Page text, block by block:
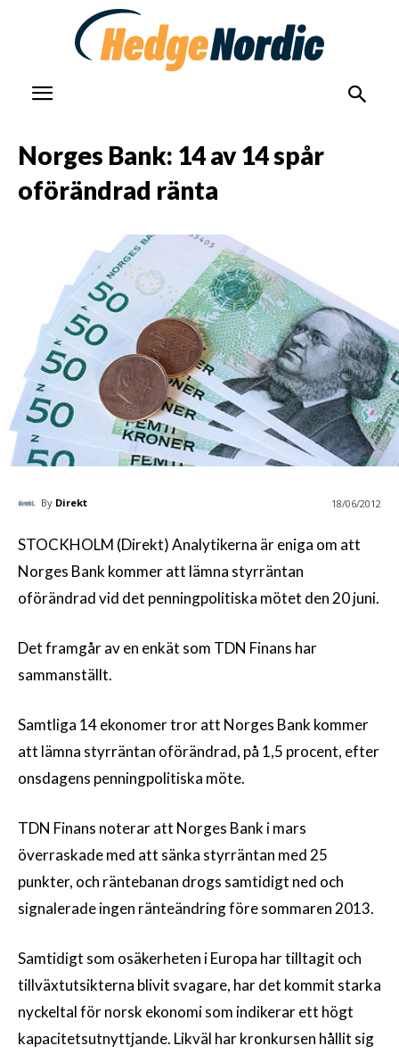
Norges Bank: 14 av 14 spår
oförändrad ränta
By Direkt 18/06/2012
STOCKHOLM (Direkt) Analytikerna är eniga om att
Norges Bank kommer att lämna styrräntan
oförändrad vid det penningpolitiska mötet den 20 juni.
Det framgår av en enkät som TDN Finans har
sammanställt.
Samtliga 14 ekonomer tror att Norges Bank kommer
att lämna styrräntan oförändrad, på 1,5 procent, efter
onsdagens penningpolitiska möte.
TDN Finans noterar att Norges Bank i mars
överraskade med att sänka styrräntan med 25
punkter, och räntebanan drogs samtidigt ned och
signalerade ingen ränteändring före sommaren 2013.
Samtidigt som osäkerheten i Europa har tilltagit och
tillväxtutsikterna blivit svagare, har det kommit starka
nyckeltal för norsk ekonomi som indikerar ett högt
kapacitetsutnyttjande. Likväl har kronkursen hållit sig